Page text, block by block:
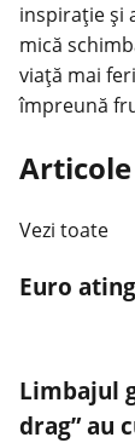
inspirație și
mică
viață mai
împreună
Vezi toate
Euro
Limbajul
drag” au